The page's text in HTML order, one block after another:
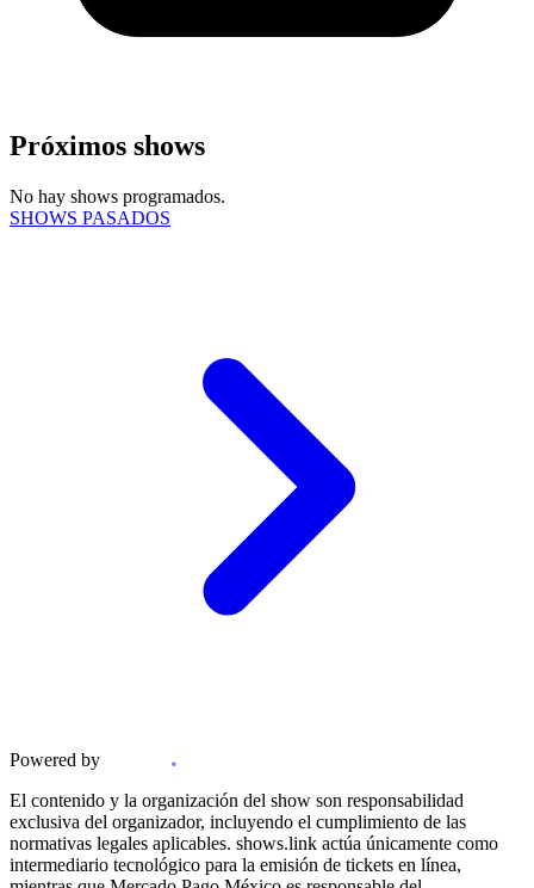
Próximos shows
No hay shows programados.
SHOWS PASADOS
Powered by
El contenido y la organización del show son responsabilidad
exclusiva del organizador, incluyendo el cumplimiento de las
normativas legales aplicables. shows.link actúa únicamente como
intermediario tecnológico para la emisión de tickets en línea,